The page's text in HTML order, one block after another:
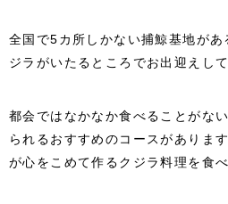
全国で5カ所しかない捕鯨基地が
ジラがいたるところでお出迎えして
都会ではなかなか食べることがな
られるおすすめのコースがありま
が心をこめて作るクジラ料理を食